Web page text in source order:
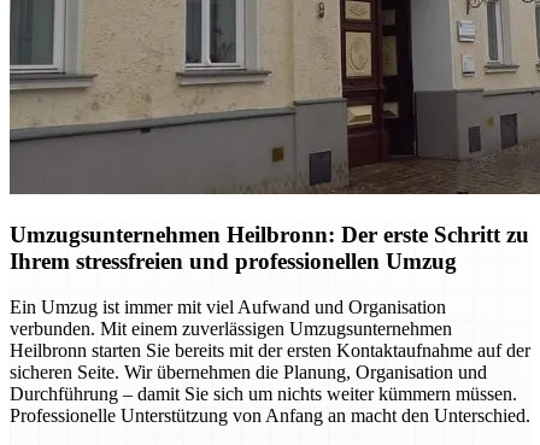
Umzugsunternehmen Heilbronn: Der erste Schritt zu
Ihrem stressfreien und professionellen Umzug
Ein Umzug ist immer mit viel Aufwand und Organisation
verbunden. Mit einem zuverlässigen Umzugsunternehmen
Heilbronn starten Sie bereits mit der ersten Kontaktaufnahme auf der
sicheren Seite. Wir übernehmen die Planung, Organisation und
Durchführung – damit Sie sich um nichts weiter kümmern müssen.
Professionelle Unterstützung von Anfang an macht den Unterschied.